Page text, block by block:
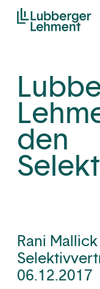
den
Rani Mallick
06.12.2017